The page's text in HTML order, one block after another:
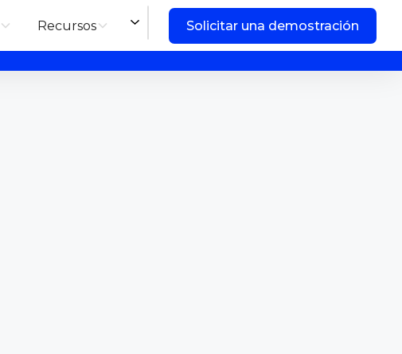
Recursos Solicitar una demostración